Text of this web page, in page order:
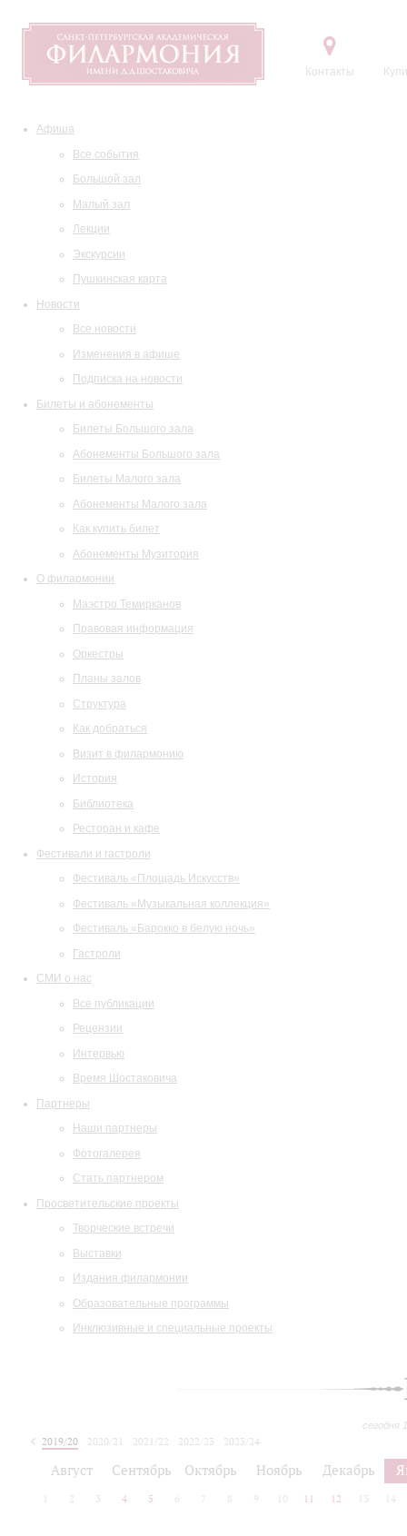
Контакты
Афиша
Все события
Большой зал
Малый зал
Лекции
Экскурсии
Пушкинская карта
Новости
Все новости
Изменения в афише
Подписка на новости
Билеты и абонементы
Билеты Большого зала
Абонементы Большого зала
Билеты Малого зала
Абонементы Малого зала
Как купить билет
Абонементы Музитория
О филармонии
Маэстро Темирканов
Правовая информация
Оркестры
Планы залов
Структура
Как добраться
Визит в филармонию
История
Библиотека
Ресторан и кафе
Фестивали и гастроли
Фестиваль «Площадь Искусств»
Фестиваль «Музыкальная коллекция»
Фестиваль «Барокко в белую ночь»
Гастроли
СМИ о нас
Все публикации
Рецензии
Интервью
Время Шостаковича
Партнеры
Наши партнеры
Фотогалерея
Стать партнером
Просветительские проекты
Творческие встречи
Выставки
Издания филармонии
Образовательные программы
Инклюзивные и специальные проекты
сегодня
2019/20 2020/21 2021/22 2022/23
2023/24
Август Сентябрь Октябрь Ноябрь Декабрь
2 3 4 5 6 7 8 9 10 11 12 13 14